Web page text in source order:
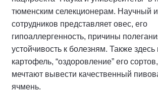
тюменским селекционерам. Научный
сотрудников представляет овес, его
гипоаллергенность, причины
устойчивость к болезням. Также здесь
картофель, “оздоровление” его
мечтают вывести качественный
ячмень.